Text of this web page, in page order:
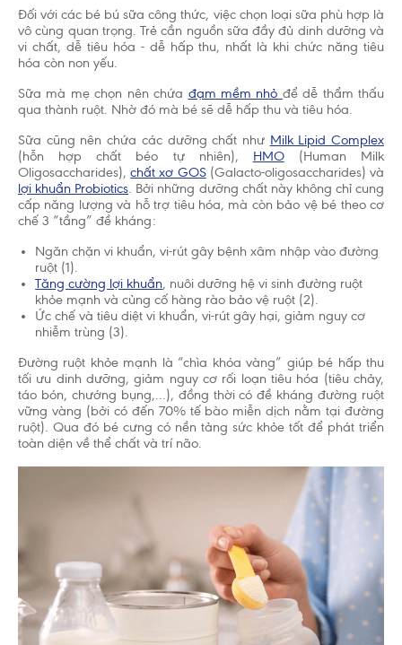
Đối với các bé bú sữa công thức, việc chọn loại sữa phù hợp là
vô cùng quan trọng. Trẻ cần nguồn sữa đầy đủ dinh dưỡng và
vi chất, dễ tiêu hóa - dễ hấp thu, nhất là khi chức năng tiêu
hóa còn non yếu.
Sữa mà mẹ chọn nên chứa đạm mềm nhỏ để dễ thẩm thấu
qua thành ruột. Nhờ đó mà bé sẽ dễ hấp thu và tiêu hóa.
Sữa cũng nên chứa các dưỡng chất như Milk Lipid Complex
(hỗn hợp chất béo tự nhiên), HMO(Human Milk
Oligosaccharides),chất xơ GOS(Galacto-oligosaccharides) và
lợi khuẩn Probiotics. Bởi những dưỡng chất này không chỉ cung
cấp năng lượng và hỗ trợ tiêu hóa, mà còn bảo vệ bé theo cơ
chế 3 “tầng” đề kháng:
Ngăn chặn vi khuẩn, vi-rút gây bệnh xâm nhập vào đường
ruột (1).
Tăng cường lợi khuẩn, nuôi dưỡng hệ vi sinh đường ruột
khỏe mạnh và củng cố hàng rào bảo vệ ruột (2).
Ức chế và tiêu diệt vi khuẩn, vi-rút gây hại, giảm nguy cơ
nhiễm trùng (3).
Đường ruột khỏe mạnh là “chìa khóa vàng” giúp bé hấp thu
tối ưu dinh dưỡng, giảm nguy cơ rối loạn tiêu hóa (tiêu chảy,
táo bón, chướng bụng,...), đồng thời có đề kháng đường ruột
vững vàng (bởi có đến 70% tế bào miễn dịch nằm tại đường
ruột). Qua đó bé cưng có nền tảng sức khỏe tốt để phát triển
toàn diện về thể chất và trí não.